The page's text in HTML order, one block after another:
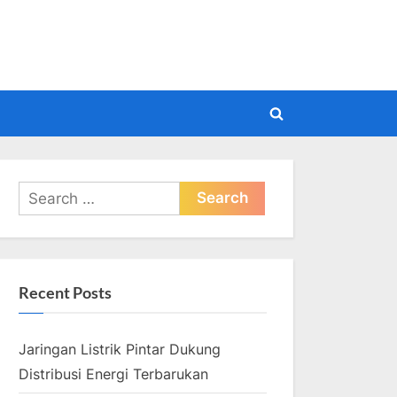
Toggle
Search
for:
Recent Posts
Jaringan Listrik Pintar Dukung
Distribusi Energi Terbarukan